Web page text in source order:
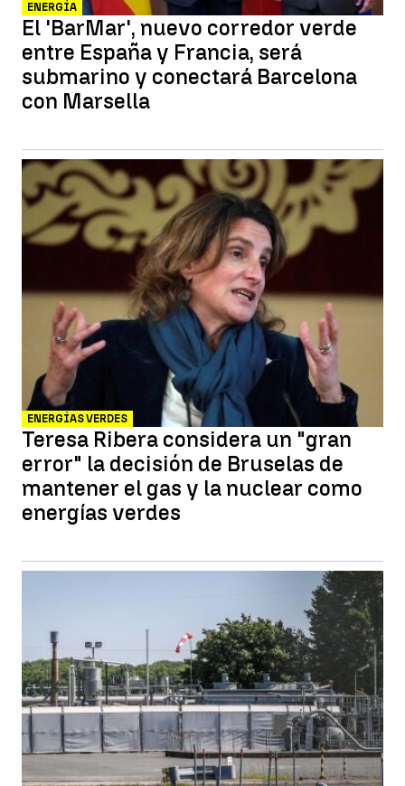
ENERGÍA
El 'BarMar', nuevo corredor verde
entre España y Francia, será
submarino y conectará Barcelona
con Marsella
ENERGÍAS VERDES
Teresa Ribera considera un "gran
error" la decisión de Bruselas de
mantener el gas y la nuclear como
energías verdes